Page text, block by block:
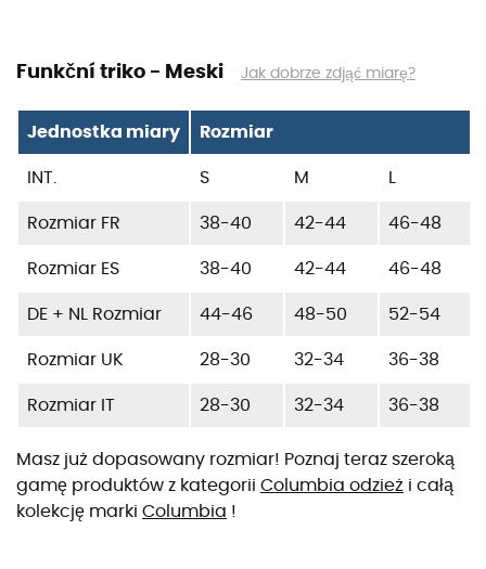
Funkční triko - Meski Jak dobrze zdjąć miarę?
Jednostka miary Rozmiar
INT. S M
Rozmiar FR 38-40 42-44 46-48
Rozmiar ES 38-40 42-44 46-48
DE + NL Rozmiar 44-46 48-50 52-54
Rozmiar UK 28-30 32-34 36-38
Rozmiar IT 28-30 32-34 36-38
Masz już dopasowany rozmiar! Poznaj teraz szeroką
gamę produktów z kategorii Columbia odzież i całą
kolekcję marki Columbia !